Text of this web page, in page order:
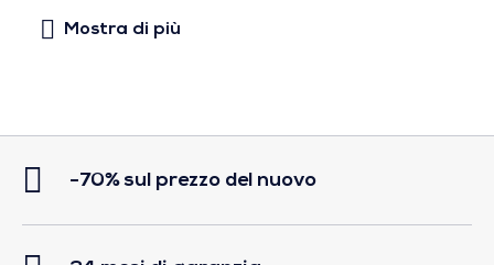
-70% sul prezzo del nuovo